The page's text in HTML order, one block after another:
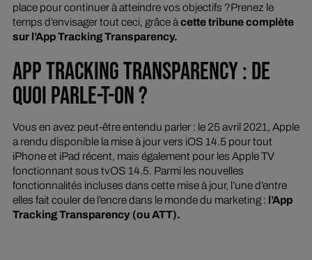
place pour continuer à atteindre vos objectifs ?Prenez le
temps d’envisager tout ceci, grâce àcette tribune complète
sur l’App Tracking Transparency.
APP TRACKING TRANSPARENCY : DE
QUOI PARLE-T-ON ?
Vous en avez peut-être entendu parler : le 25 avril 2021, Apple
a rendu disponible la mise à jour vers iOS 14.5 pour tout
iPhone et iPad récent, mais également pour les Apple TV
fonctionnant sous tvOS 14.5. Parmi les nouvelles
fonctionnalités incluses dans cette mise à jour, l’une d’entre
elles fait couler de l’encre dans le monde du marketing : l’App
Tracking Transparency (ou ATT).